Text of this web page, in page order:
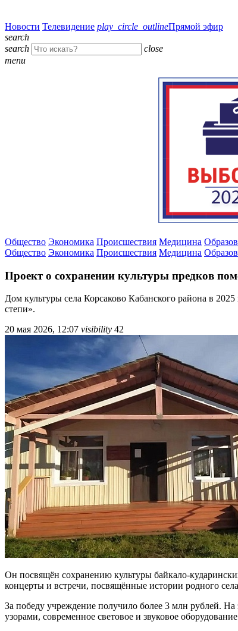
Новости Телевидение play_circle_outlineПрямой эфир
search
search
close
menu
Общество Экономика Происшествия Медицина
Общество Экономика Происшествия Медицина
Проект о сохранении культуры предков
Дом культуры села Корсаково Кабанского района в
степи».
20 мая 2026, 12:07 visibility 42
Он посвящён сохранению культуры байкало-
концерты и встречи, посвящённые истории родного
За победу учреждение получило более 3 млн рублей. На
узорами, современное световое и звуковое